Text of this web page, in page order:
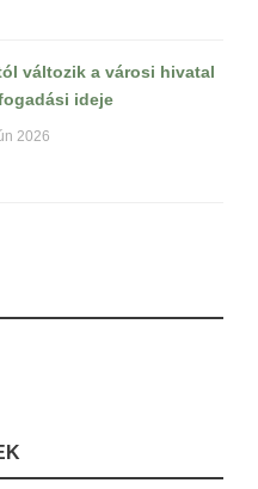
változik a városi hivatal
ideje
2026